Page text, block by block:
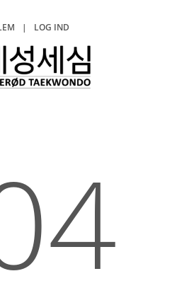
| LOG IND